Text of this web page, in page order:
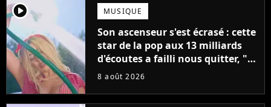
player2 MUSIQUE
Son ascenseur s'est écrasé : cette
star de la pop aux 13 milliards
d'écoutes a failli nous quitter, "Je
pensais ne plus jamais chanter"
8 août 2026